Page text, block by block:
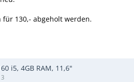
für 130,- abgeholt werden.
i5, 4GB RAM, 11,6"